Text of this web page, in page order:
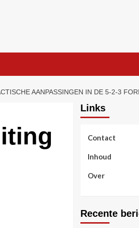
AANPASSINGEN IN DE 5-2-3
Links
Contact
Inhoud
Over
Recente